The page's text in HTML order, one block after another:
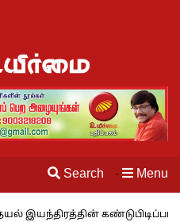
Search · Menu
யார்? -கார்குழலி